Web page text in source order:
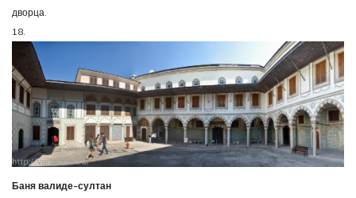
дворца.
18.
Баня валиде-султан